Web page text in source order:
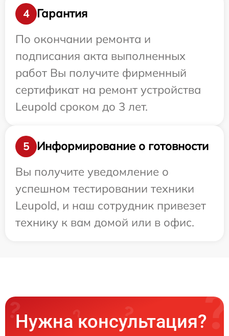
4
Гарантия
По окончании ремонта и
подписания акта выполненных
работ Вы получите фирменный
сертификат на ремонт устройства
Leupold сроком до 3 лет.
5
Информирование о готовности
Вы получите уведомление о
успешном тестировании техники
Leupold, и наш сотрудник привезет
технику к вам домой или в офис.
Нужна консультация?